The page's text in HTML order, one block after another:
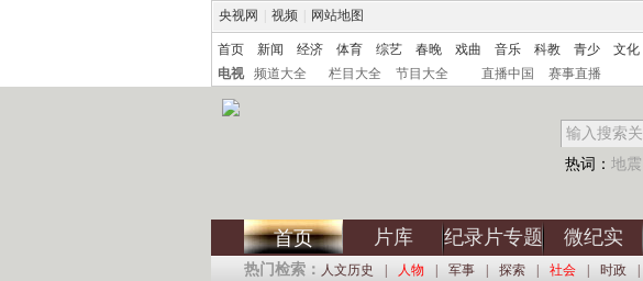
央视网 视频 网站地图
首页 新闻 经济 体育 综艺 春晚 戏曲 音乐 科教 青少 文化
电视
频道大全 栏目大全 节目大全 直播中国 赛事直播
热词： 地震
首页 片库 纪录片专题 微纪实
热门检索： 人文历史 人物 军事 探索 社会 时政